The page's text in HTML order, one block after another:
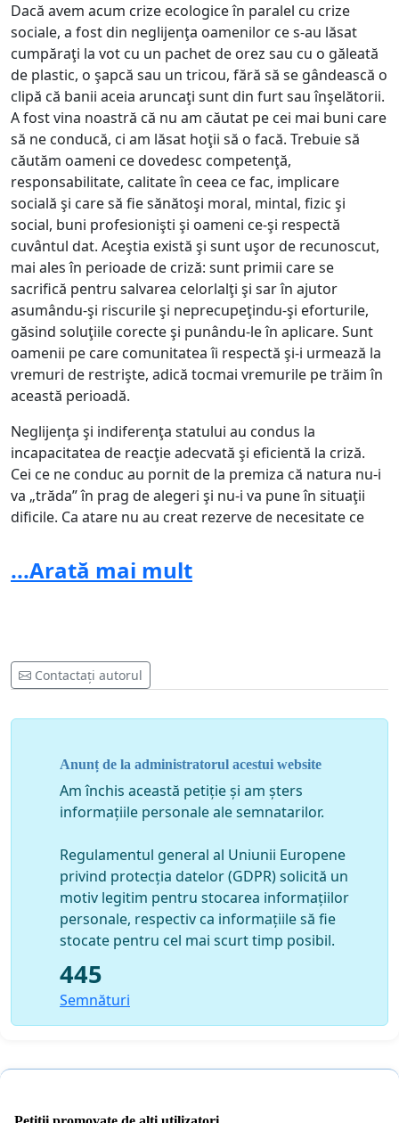
Dacă avem acum crize ecologice în paralel cu crize
sociale, a fost din neglijenţa oamenilor ce s-au lăsat
cumpăraţi la vot cu un pachet de orez sau cu o găleată
de plastic, o şapcă sau un tricou, fără să se gândească o
clipă că banii aceia aruncaţi sunt din furt sau înşelătorii.
A fost vina noastră că nu am căutat pe cei mai buni care
să ne conducă, ci am lăsat hoţii să o facă. Trebuie să
căutăm oameni ce dovedesc competenţă,
responsabilitate, calitate în ceea ce fac, implicare
socială şi care să fie sănătoşi moral, mintal, fizic şi
social, buni profesionişti şi oameni ce-şi respectă
cuvântul dat. Aceştia există şi sunt uşor de recunoscut,
mai ales în perioade de criză: sunt primii care se
sacrifică pentru salvarea celorlalţi şi sar în ajutor
asumându-şi riscurile şi neprecupeţindu-şi eforturile,
găsind soluţiile corecte şi punându-le în aplicare. Sunt
oamenii pe care comunitatea îi respectă şi-i urmează la
vremuri de restrişte, adică tocmai vremurile pe trăim în
această perioadă.
Neglijenţa şi indiferenţa statului au condus la
incapacitatea de reacţie adecvată şi eficientă la criză.
Cei ce ne conduc au pornit de la premiza că natura nu-i
va „trăda” în prag de alegeri şi nu-i va pune în situaţii
dificile. Ca atare nu au creat rezerve de necesitate ce
probabil, le-au „consumat”). Este de mirare că, deşi am
avut un an cu recolte de grâu neobişnuit de mari, nu
viitoarelor inundaţii.
naţiunea în momente de criză, ci şi-au văzut de afacerile
nu au dorit să ajute nici la dezvoltarea economică, prin
încurajarea soluţiilor inovative şi dezvoltarea
produselor bazate pe inventica românească, ceea ce ar
Banii împrumutaţi de la băncile internaţionale s-au
regăsit mai degrabă în vilele lor şi în conturile lor
bancare, decât în locuri de muncă şi în prezenţa pe
pieţele internaţionale a produselor noastre. Ne trebuie
alţi oameni care să preţuiască valorile cunoaşterii şi să
real dar obstaculat. Uitaţi-vă în jur la cei care s-au ridicat
fără să înşele pe nimeni, prin munca lor, aducând
modernitatea şi inovarea în domeniul lor de activitate,
Aceşti oameni există!
...Arată mai mult
Contactați autorul
Anunț de la administratorul acestui website
Am închis această petiție și am șters
informațiile personale ale semnatarilor.
Regulamentul general al Uniunii Europene
privind protecția datelor (GDPR) solicită un
motiv legitim pentru stocarea informațiilor
personale, respectiv ca informațiile să fie
stocate pentru cel mai scurt timp posibil.
445
Semnături